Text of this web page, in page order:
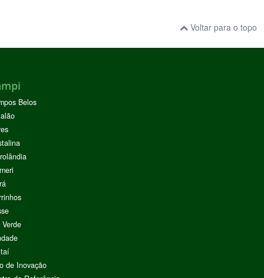
Voltar para o topo
Belos
de Inovação